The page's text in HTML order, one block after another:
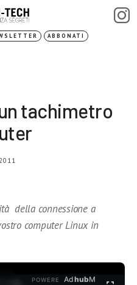
ABBONATI
tachimetro
della connessione a
computer Linux in
POWERE
AdhubM